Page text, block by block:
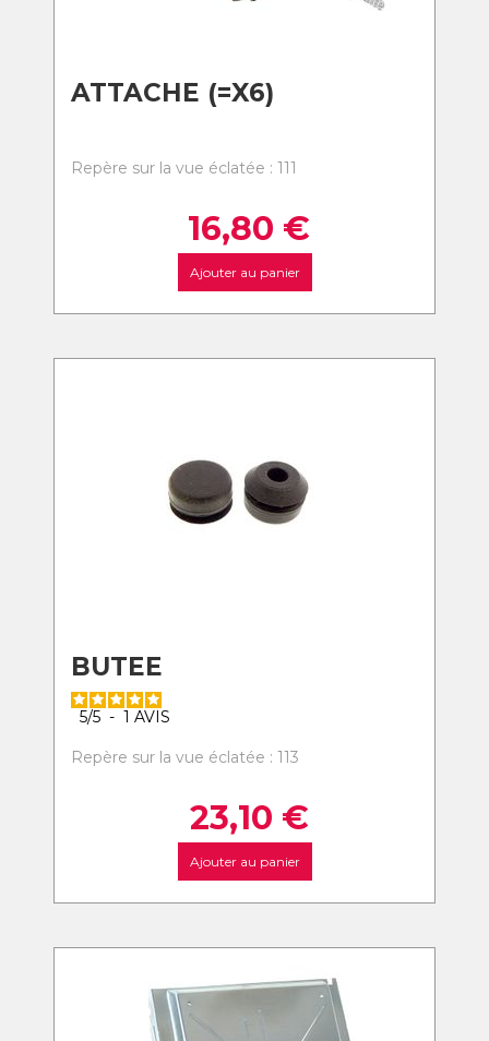
ATTACHE (=X6)
Repère sur la vue éclatée : 111
16,80 €
Ajouter au panier
BUTEE
5/5 - 1 AVIS
Repère sur la vue éclatée : 113
23,10 €
Ajouter au panier